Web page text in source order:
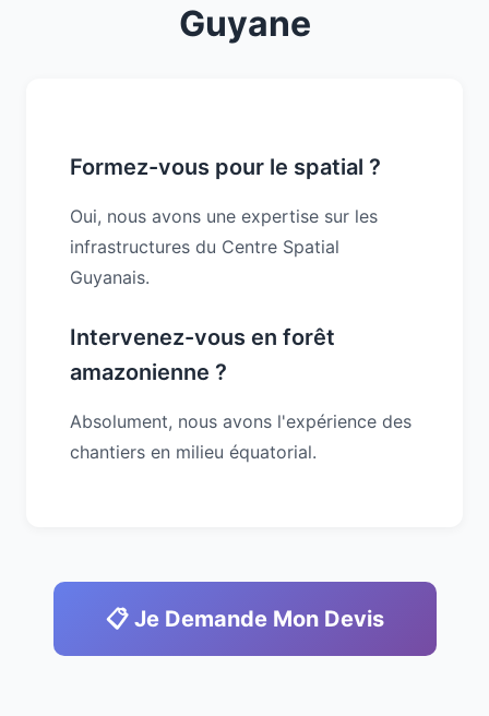
Guyane
Formez-vous pour le spatial ?
Oui, nous avons une expertise sur les
infrastructures du Centre Spatial
Guyanais.
Intervenez-vous en forêt
amazonienne ?
Absolument, nous avons l'expérience des
chantiers en milieu équatorial.
📋 Je Demande Mon Devis